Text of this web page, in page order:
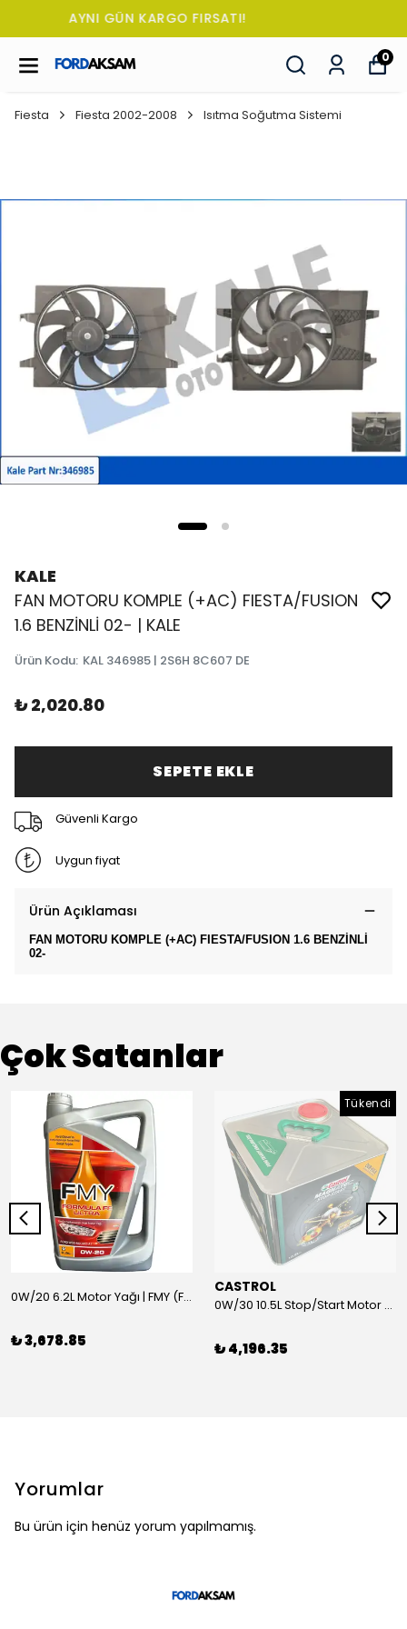
TÜM SİPARİŞLERDE OTO KOKUSU HEDİYE!
0
Fiesta Fiesta 2002-2008 Isıtma Soğutma Sistemi
KALE
FAN MOTORU KOMPLE (+AC) FIESTA/FUSION
1.6 BENZİNLİ 02- | KALE
Ürün Kodu: KAL 346985 | 2S6H 8C607 DE
₺ 2,020.80
SEPETE EKLE
Güvenli Kargo
Uygun fiyat
Ürün Açıklaması
FAN MOTORU KOMPLE (+AC) FIESTA/FUSION 1.6 BENZİNLİ
02-
Çok Satanlar
0W/20 6.2L Motor Yağı | FMY (Ford Motor Yağları)
₺ 3,678.85
Tükendi
CASTROL
0W/30 10.5L Stop/Start Motor Yağı | CASTROL
₺ 4,196.35
Yorumlar
Bu ürün için henüz yorum yapılmamış.